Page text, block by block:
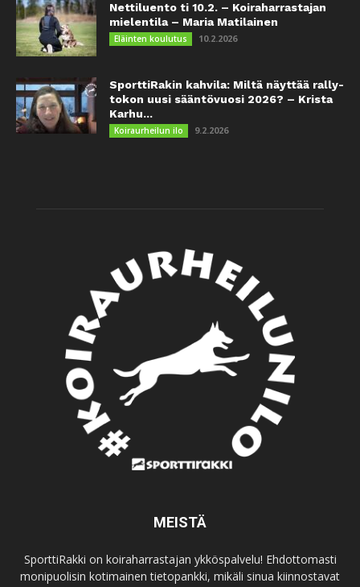
Nettiluento ti 10.2. – Koiraharrastajan
mielentila – Maria Matilainen
Eläinten koulutus 10.2.2026
SporttiRakin kahvila: Miltä näyttää rally-
tokon uusi sääntövuosi 2026? – Krista
Karhu...
Koiraurheilun ilo 9.2.2026
MEISTÄ
SporttiRakki on koiraharrastajan ykköspalvelu! Ehdottomasti
monipuolisin kotimainen tietopankki, mikäli sinua kiinnostavat